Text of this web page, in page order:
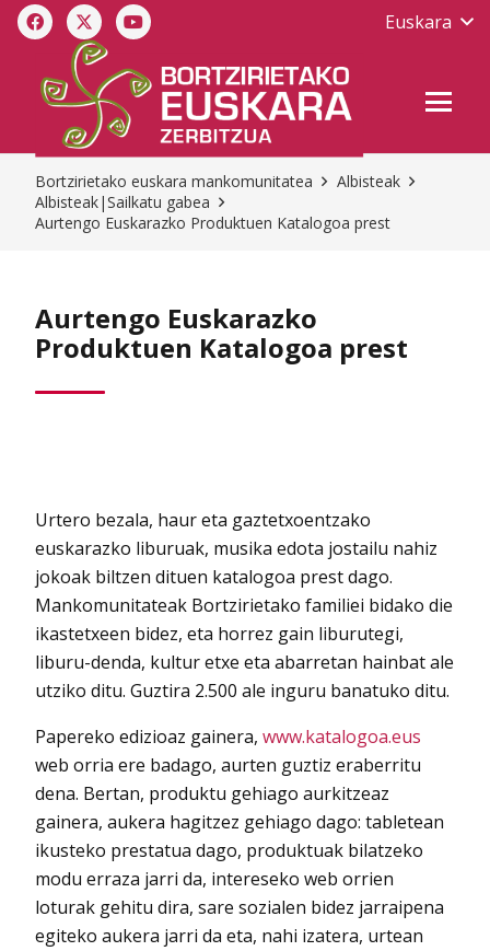
Euskara
Bortzirietako euskara mankomunitatea
Albisteak
Albisteak|Sailkatu gabea
Aurtengo Euskarazko Produktuen Katalogoa prest
Aurtengo Euskarazko
Produktuen Katalogoa prest
Urtero bezala, haur eta gaztetxoentzako
euskarazko liburuak, musika edota jostailu nahiz
jokoak biltzen dituen katalogoa prest dago.
Mankomunitateak Bortzirietako familiei bidako die
ikastetxeen bidez, eta horrez gain liburutegi,
liburu-denda, kultur etxe eta abarretan hainbat ale
utziko ditu. Guztira 2.500 ale inguru banatuko ditu.
Papereko edizioaz gainera, www.katalogoa.eus
web orria ere badago, aurten guztiz eraberritu
dena. Bertan, produktu gehiago aurkitzeaz
gainera, aukera hagitzez gehiago dago: tabletean
ikusteko prestatua dago, produktuak bilatzeko
modu erraza jarri da, intereseko web orrien
loturak gehitu dira, sare sozialen bidez jarraipena
egiteko aukera jarri da eta, nahi izatera, urtean